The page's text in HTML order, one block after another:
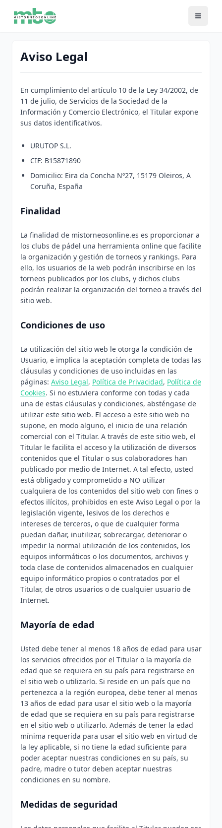
Aviso Legal
En cumplimiento del artículo 10 de la Ley 34/2002, de
11 de julio, de Servicios de la Sociedad de la
Información y Comercio Electrónico, el Titular expone
sus datos identificativos.
URUTOP S.L.
CIF: B15871890
Domicilio: Eira da Concha Nº27, 15179 Oleiros, A
Coruña, España
Finalidad
La finalidad de mistorneosonline.es es proporcionar a
los clubs de pádel una herramienta online que facilite
la organización y gestión de torneos y rankings. Para
ello, los usuarios de la web podrán inscribirse en los
torneos publicados por los clubs, y dichos clubs
podrán realizar la organización del torneo a través del
sitio web.
Condiciones de uso
La utilización del sitio web le otorga la condición de
Usuario, e implica la aceptación completa de todas las
cláusulas y condiciones de uso incluidas en las
páginas: Aviso Legal, Política de Privacidad, Política de
Cookies. Si no estuviera conforme con todas y cada
una de estas cláusulas y condiciones, absténgase de
utilizar este sitio web. El acceso a este sitio web no
supone, en modo alguno, el inicio de una relación
comercial con el Titular. A través de este sitio web, el
Titular le facilita el acceso y la utilización de diversos
contenidos que el Titular o sus colaboradores han
publicado por medio de Internet. A tal efecto, usted
está obligado y comprometido a NO utilizar
cualquiera de los contenidos del sitio web con fines o
efectos ilícitos, prohibidos en este Aviso Legal o por la
legislación vigente, lesivos de los derechos e
intereses de terceros, o que de cualquier forma
puedan dañar, inutilizar, sobrecargar, deteriorar o
impedir la normal utilización de los contenidos, los
equipos informáticos o los documentos, archivos y
toda clase de contenidos almacenados en cualquier
equipo informático propios o contratados por el
Titular, de otros usuarios o de cualquier usuario de
Internet.
Mayoría de edad
Usted debe tener al menos 18 años de edad para usar
los servicios ofrecidos por el Titular o la mayoría de
edad que se requiera en su país para registrarse en
el sitio web o utilizarlo. Si reside en un país que no
pertenezca a la región europea, debe tener al menos
13 años de edad para usar el sitio web o la mayoría
de edad que se requiera en su país para registrarse
en el sitio web o utilizarlo. Además de tener la edad
mínima requerida para usar el sitio web en virtud de
la ley aplicable, si no tiene la edad suficiente para
poder aceptar nuestras condiciones en su país, su
padre, madre o tutor deben aceptar nuestras
condiciones en su nombre.
Medidas de seguridad